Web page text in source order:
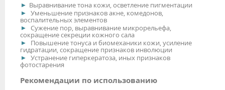
Выравнивание тона кожи, осветление пигментации
Уменьшение признаков акне, комедонов,
воспалительных элементов
Сужение пор, выравнивание микрорельефа,
сокращение секреции кожного сала
Повышение тонуса и биомеханики кожи, усиление
гидратации, сокращение признаков инволюции
Устранение гиперкератоза, иных признаков
фотостарения
Рекомендации по использованию